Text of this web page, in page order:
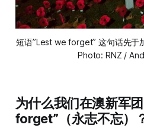
短语”Lest we forget” 这句话先于
Photo: RNZ /
为什么我们在澳新军
forget”（永志不忘）